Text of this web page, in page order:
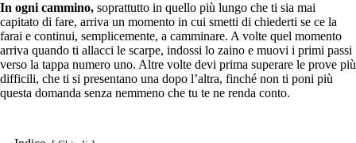
In ogni cammino, soprattutto in quello più lungo che ti sia mai
capitato di fare, arriva un momento in cui smetti di chiederti se ce la
farai e continui, semplicemente, a camminare. A volte quel momento
arriva quando ti allacci le scarpe, indossi lo zaino e muovi i primi passi
verso la tappa numero uno. Altre volte devi prima superare le prove più
difficili, che ti si presentano una dopo l’altra, finché non ti poni più
questa domanda senza nemmeno che tu te ne renda conto.